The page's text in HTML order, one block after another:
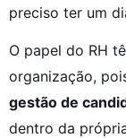
preciso ter um
O papel do RH
organização,
gestão de
dentro da